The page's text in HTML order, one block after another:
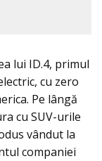
lui ID.4, primul
cu zero
Pe lângă
cu SUV-urile
vândut la
companiei